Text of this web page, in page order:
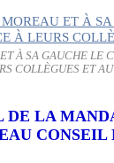
À SA GAUCHE LE
COLLÈGUES ET
LA